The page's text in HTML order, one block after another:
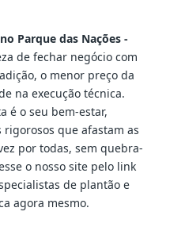
Parque das Nações -
de fechar negócio com
o menor preço da
na execução técnica.
é o seu bem-estar,
que afastam as
por todas, sem quebra-
o nosso site pelo link
de plantão e
agora mesmo.